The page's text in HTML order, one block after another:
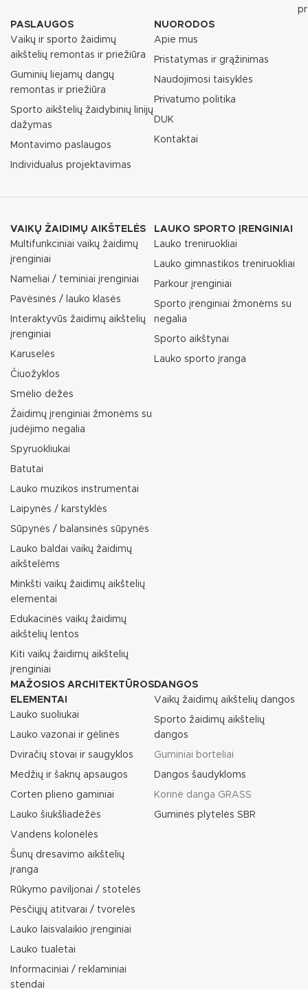
PASLAUGOS
Vaikų ir sporto žaidimų
aikštelių remontas ir priežiūra
Guminių liejamų dangų
remontas ir priežiūra
Sporto aikštelių žaidybinių linijų
dažymas
Montavimo paslaugos
Individualus projektavimas
NUORODOS
Apie mus
Pristatymas ir grąžinimas
Naudojimosi taisyklės
Privatumo politika
DUK
Kontaktai
VAIKŲ ŽAIDIMŲ AIKŠTELĖS
Multifunkciniai vaikų žaidimų
įrenginiai
Nameliai / teminiai įrenginiai
Pavėsinės / lauko klasės
Interaktyvūs žaidimų aikštelių
įrenginiai
Karuselės
Čiuožyklos
Smėlio dėžės
Žaidimų įrenginiai žmonėms su
judėjimo negalia
Spyruokliukai
Batutai
Lauko muzikos instrumentai
Laipynės / karstyklės
Sūpynės / balansinės sūpynės
Lauko baldai vaikų žaidimų
aikštelėms
Minkšti vaikų žaidimų aikštelių
elementai
Edukacinės vaikų žaidimų
aikštelių lentos
Kiti vaikų žaidimų aikštelių
įrenginiai
LAUKO SPORTO ĮRENGINIAI
Lauko treniruokliai
Lauko gimnastikos treniruokliai
Parkour įrenginiai
Sporto įrenginiai žmonėms su
negalia
Sporto aikštynai
Lauko sporto įranga
MAŽOSIOS ARCHITEKTŪROS
ELEMENTAI
Lauko suoliukai
Lauko vazonai ir gėlinės
Dviračių stovai ir saugyklos
Medžių ir šaknų apsaugos
Corten plieno gaminiai
Lauko šiukšliadėžės
Vandens kolonėlės
Šunų dresavimo aikštelių
įranga
Rūkymo paviljonai / stotelės
Pėsčiųjų atitvarai / tvorelės
Lauko laisvalaikio įrenginiai
Lauko tualetai
Informaciniai / reklaminiai
stendai
DANGOS
Vaikų žaidimų aikštelių dangos
Sporto žaidimų aikštelių
dangos
Guminiai borteliai
Dangos šaudykloms
Korinė danga GRASS
Guminės plytelės SBR